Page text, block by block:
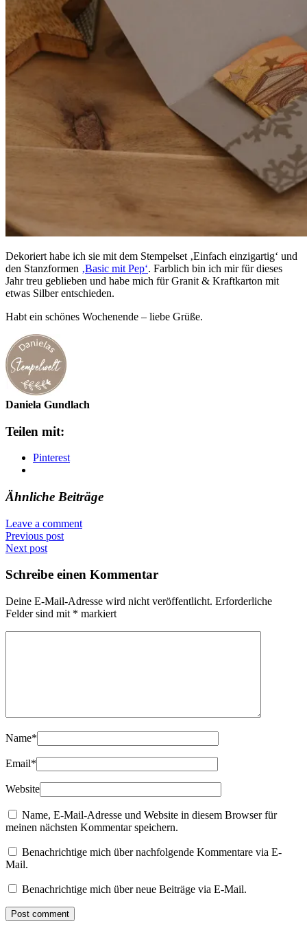
Dekoriert habe ich sie mit dem Stempelset ‚Einfach einzigartig‘ und
den Stanzformen ‚Basic mit Pep‘. Farblich bin ich mir für dieses
Jahr treu geblieben und habe mich für Granit & Kraftkarton mit
etwas Silber entschieden.
Habt ein schönes Wochenende – liebe Grüße.
Daniela Gundlach
Teilen mit:
Pinterest
Ähnliche Beiträge
Leave a comment
Previous post
Next post
Schreibe einen Kommentar
Deine E-Mail-Adresse wird nicht veröffentlicht. Erforderliche
Felder sind mit * markiert
Name*
Email*
Website
Name, E-Mail-Adresse und Website in diesem Browser für
meinen nächsten Kommentar speichern.
Benachrichtige mich über nachfolgende Kommentare via E-
Mail.
Benachrichtige mich über neue Beiträge via E-Mail.